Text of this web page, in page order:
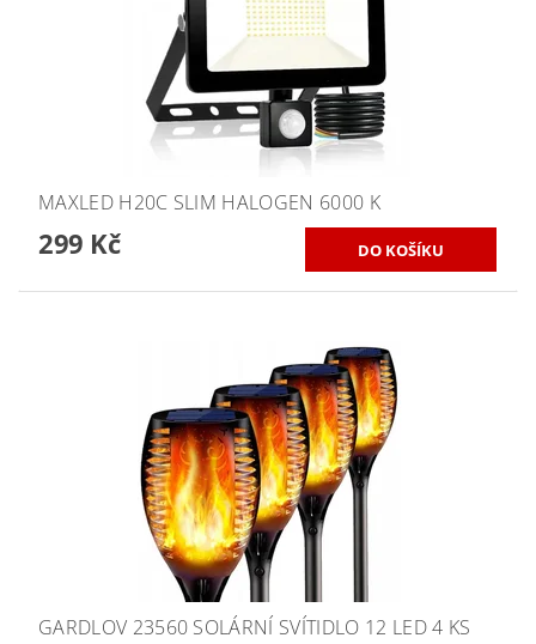
MAXLED H20C SLIM HALOGEN 6000 K
299 Kč
GARDLOV 23560 SOLÁRNÍ SVÍTIDLO 12 LED 4 KS